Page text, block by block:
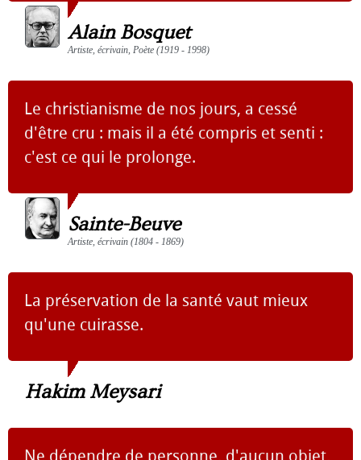
Alain Bosquet
Artiste, écrivain, Poète (1919 - 1998)
Le christianisme de nos jours, a cessé
d'être cru : mais il a été compris et senti :
c'est ce qui le prolonge.
Sainte-Beuve
Artiste, écrivain (1804 - 1869)
La préservation de la santé vaut mieux
qu'une cuirasse.
Hakim Meysari
Ne dépendre de personne, d'aucun objet,